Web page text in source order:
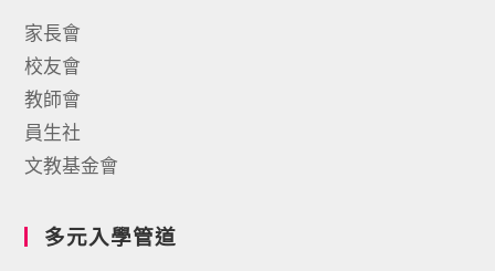
家長會
校友會
教師會
員生社
文教基金會
多元入學管道